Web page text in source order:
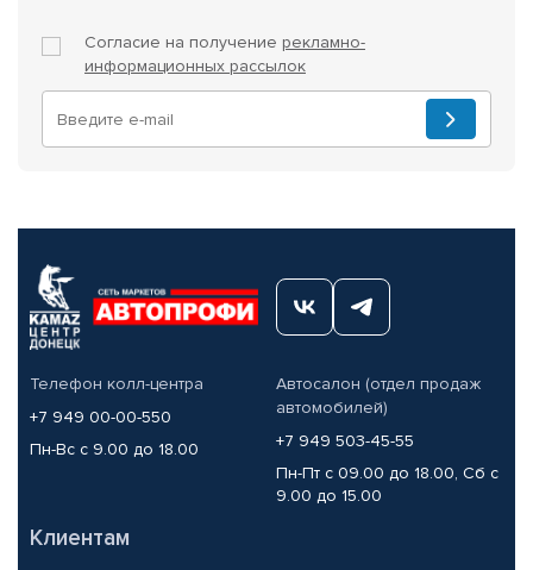
Согласие на получение рекламно-
информационных рассылок
Телефон колл-центра
+7 949 00-00-550
Пн-Вс с 9.00 до 18.00
Автосалон (отдел продаж
автомобилей)
+7 949 503-45-55
Пн-Пт с 09.00 до 18.00, Сб с
9.00 до 15.00
Клиентам